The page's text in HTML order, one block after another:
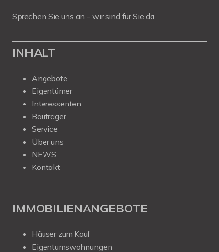
Sprechen Sie uns an – wir sind für Sie da.
INHALT
Angebote
Eigentümer
Interessenten
Bauträger
Service
Über uns
NEWS
Kontakt
IMMOBILIENANGEBOTE
Häuser zum Kauf
Eigentumswohnungen